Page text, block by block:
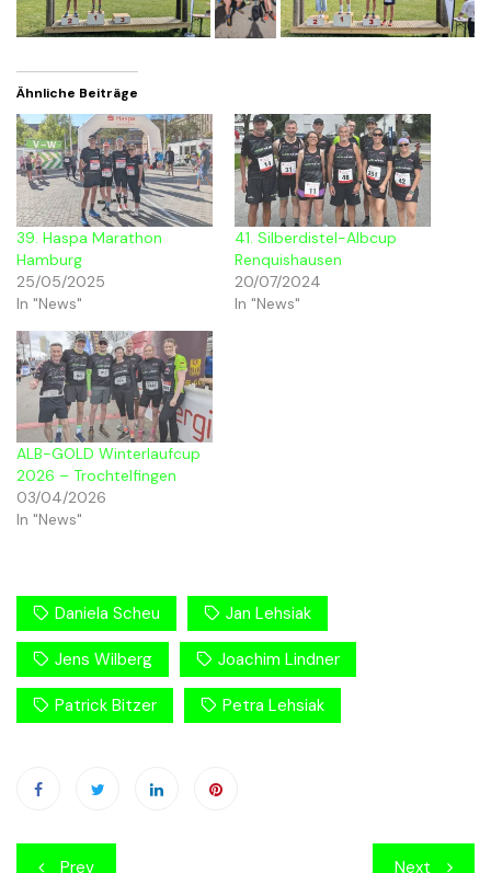
Ähnliche Beiträge
39. Haspa Marathon
Hamburg
25/05/2025
In "News"
41. Silberdistel-Albcup
Renquishausen
20/07/2024
In "News"
ALB-GOLD Winterlaufcup
2026 – Trochtelfingen
03/04/2026
In "News"
Daniela Scheu Jan Lehsiak
Jens Wilberg Joachim Lindner
Patrick Bitzer Petra Lehsiak
Beitragsnavigation
Prev Next